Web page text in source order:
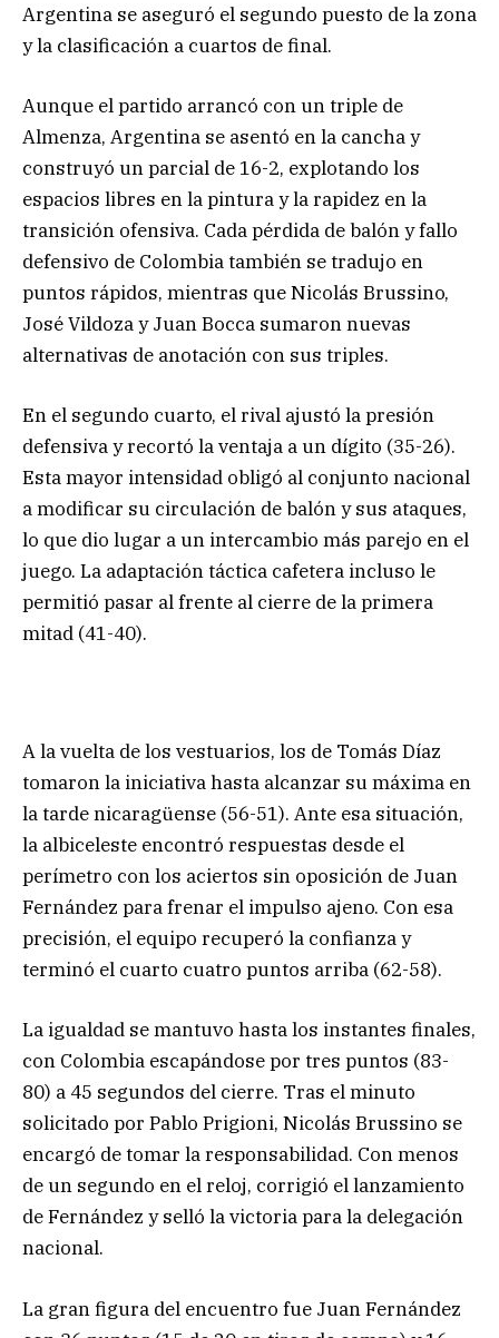
Argentina se aseguró el segundo puesto de la zona
y la clasificación a cuartos de final.
Aunque el partido arrancó con un triple de
Almenza, Argentina se asentó en la cancha y
construyó un parcial de 16-2, explotando los
espacios libres en la pintura y la rapidez en la
transición ofensiva. Cada pérdida de balón y fallo
defensivo de Colombia también se tradujo en
puntos rápidos, mientras que Nicolás Brussino,
José Vildoza y Juan Bocca sumaron nuevas
alternativas de anotación con sus triples.
En el segundo cuarto, el rival ajustó la presión
defensiva y recortó la ventaja a un dígito (35-26).
Esta mayor intensidad obligó al conjunto nacional
a modificar su circulación de balón y sus ataques,
lo que dio lugar a un intercambio más parejo en el
juego. La adaptación táctica cafetera incluso le
permitió pasar al frente al cierre de la primera
mitad (41-40).
A la vuelta de los vestuarios, los de Tomás Díaz
tomaron la iniciativa hasta alcanzar su máxima en
la tarde nicaragüense (56-51). Ante esa situación,
la albiceleste encontró respuestas desde el
perímetro con los aciertos sin oposición de Juan
Fernández para frenar el impulso ajeno. Con esa
precisión, el equipo recuperó la confianza y
terminó el cuarto cuatro puntos arriba (62-58).
La igualdad se mantuvo hasta los instantes finales,
con Colombia escapándose por tres puntos (83-
80) a 45 segundos del cierre. Tras el minuto
solicitado por Pablo Prigioni, Nicolás Brussino se
encargó de tomar la responsabilidad. Con menos
de un segundo en el reloj, corrigió el lanzamiento
de Fernández y selló la victoria para la delegación
nacional.
La gran figura del encuentro fue Juan Fernández